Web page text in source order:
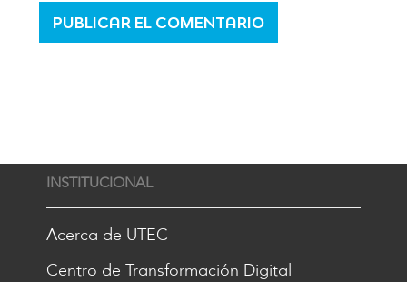
INSTITUCIONAL
Acerca de UTEC
Centro de Transformación Digital